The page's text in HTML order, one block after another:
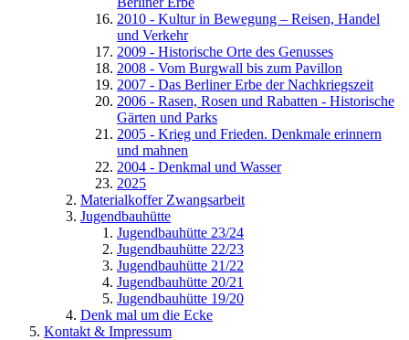
2010 - Kultur in Bewegung – Reisen, Handel
und Verkehr
2009 - Historische Orte des Genusses
2008 - Vom Burgwall bis zum Pavillon
2007 - Das Berliner Erbe der Nachkriegszeit
2006 - Rasen, Rosen und Rabatten - Historische
Gärten und Parks
2005 - Krieg und Frieden. Denkmale erinnern
und mahnen
2004 - Denkmal und Wasser
2025
Materialkoffer Zwangsarbeit
Jugendbauhütte
Jugendbauhütte 23/24
Jugendbauhütte 22/23
Jugendbauhütte 21/22
Jugendbauhütte 20/21
Jugendbauhütte 19/20
Denk mal um die Ecke
Kontakt & Impressum